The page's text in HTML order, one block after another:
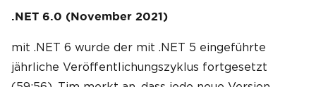
.NET 6.0 (November 2021)
mit .NET 6 wurde der mit .NET 5 eingeführte
jährliche Veröffentlichungszyklus fortgesetzt